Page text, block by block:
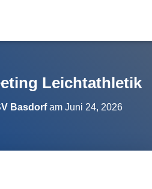
Leichtathletik
Basdorfam Juni 24, 2026